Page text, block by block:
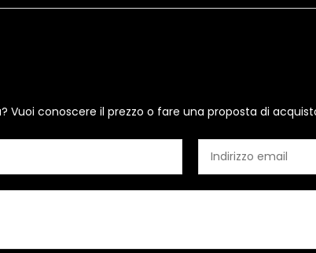
Vuoi conoscere il prezzo o fare una proposta di